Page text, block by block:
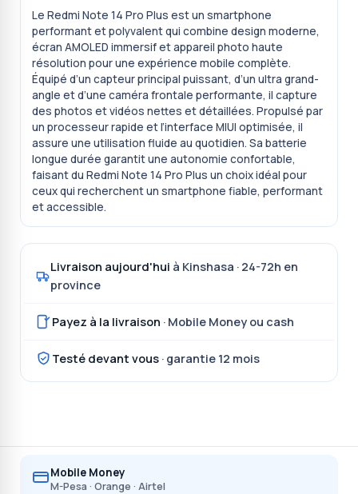
Le Redmi Note 14 Pro Plus est un smartphone
performant et polyvalent qui combine design moderne,
écran AMOLED immersif et appareil photo haute
résolution pour une expérience mobile complète.
Équipé d’un capteur principal puissant, d’un ultra grand-
angle et d’une caméra frontale performante, il capture
des photos et vidéos nettes et détaillées. Propulsé par
un processeur rapide et l’interface MIUI optimisée, il
assure une utilisation fluide au quotidien. Sa batterie
longue durée garantit une autonomie confortable,
faisant du Redmi Note 14 Pro Plus un choix idéal pour
ceux qui recherchent un smartphone fiable, performant
et accessible.
Livraison aujourd'hui à Kinshasa · 24-72h en
province
Payez à la livraison · Mobile Money ou cash
Testé devant vous · garantie 12 mois
Mobile Money
M-Pesa · Orange · Airtel